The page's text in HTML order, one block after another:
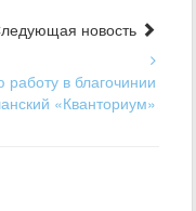
новость
в благочинии
«Кванториум»